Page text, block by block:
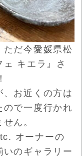
ただ今愛媛県松
キエラ』さ
お近くの方は
で一度行かれ
ん。
オーナーの
いのギャラリー